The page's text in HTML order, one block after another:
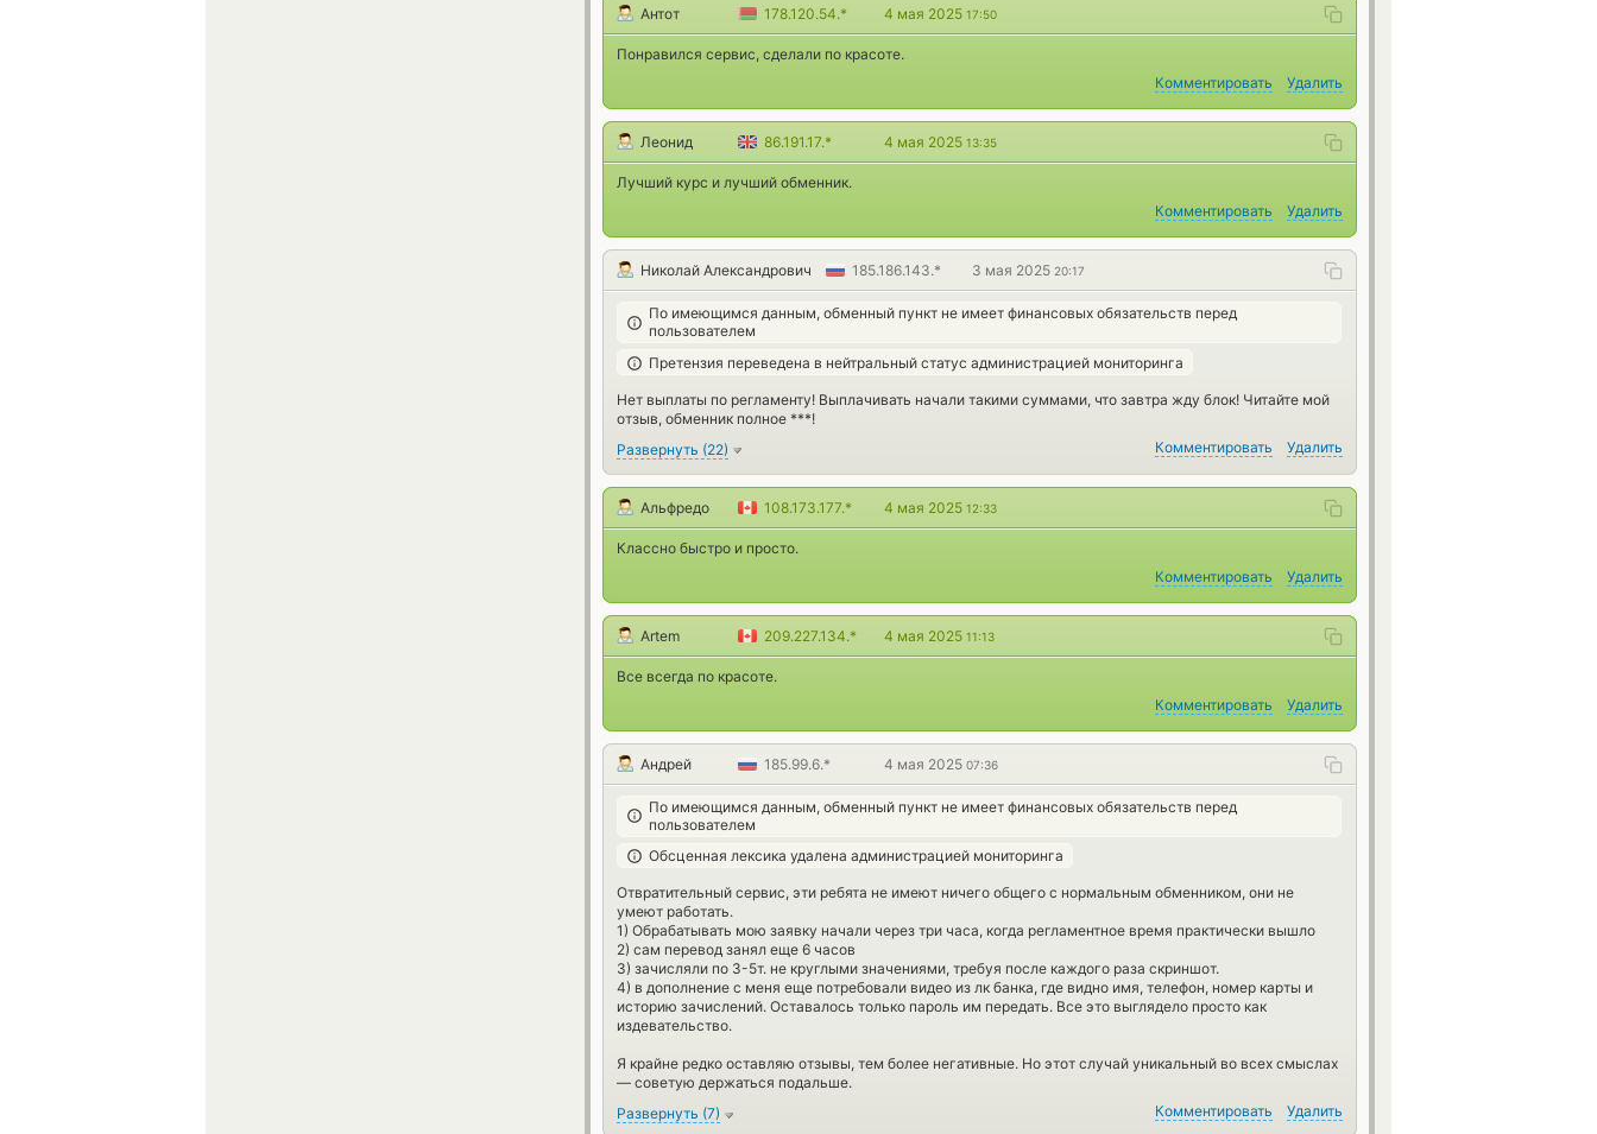
Антот 178.120.54.* 4 мая 2025 17:50
Понравился сервис, сделали по красоте.
Комментировать
Удалить
Леонид 86.191.17.* 4 мая 2025 13:35
Лучший курс и лучший обменник.
Комментировать
Удалить
Николай Александрович 185.186.143.* 3 мая 2025 20:17
По имеющимся данным, обменный пункт не имеет финансовых обязательств перед
пользователем
Претензия переведена в нейтральный статус администрацией мониторинга
Нет выплаты по регламенту! Выплачивать начали такими суммами, что завтра жду блок! Читайте мой
отзыв, обменник полное ***!
Развернуть (22) Комментировать Удалить
Альфредо 108.173.177.* 4 мая 2025 12:33
Классно быстро и просто.
Комментировать
Удалить
Artem 209.227.134.* 4 мая 2025 11:13
Все всегда по красоте.
Комментировать
Удалить
Андрей 185.99.6.* 4 мая 2025 07:36
По имеющимся данным, обменный пункт не имеет финансовых обязательств перед
пользователем
Обсценная лексика удалена администрацией мониторинга
Отвратительный сервис, эти ребята не имеют ничего общего с нормальным обменником, они не
умеют работать.
1) Обрабатывать мою заявку начали через три часа, когда регламентное время практически вышло
2) сам перевод занял еще 6 часов
3) зачисляли по 3-5т. не круглыми значениями, требуя после каждого раза скриншот.
4) в дополнение с меня еще потребовали видео из лк банка, где видно имя, телефон, номер карты и
историю зачислений. Оставалось только пароль им передать. Все это выглядело просто как
издевательство.
Я крайне редко оставляю отзывы, тем более негативные. Но этот случай уникальный во всех смыслах
— советую держаться подальше.
Развернуть (7) Комментировать Удалить